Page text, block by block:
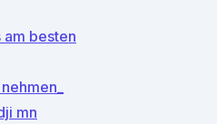
besten
mn